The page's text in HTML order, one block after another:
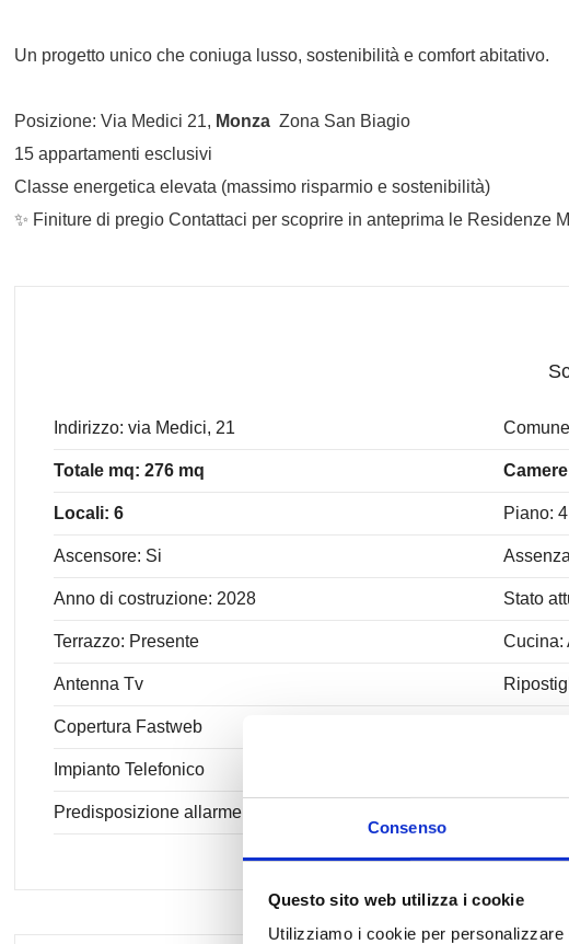
Consenso
Questo sito web utilizza i cookie
Utilizziamo i cookie per
Un progetto unico che coniuga lusso, sostenibilità e comfort abitativo.
Posizione: Via Medici 21, Monza  Zona San Biagio
15 appartamenti esclusivi
Classe energetica elevata (massimo risparmio e sostenibilità)
✨ Finiture di pregio Contattaci per scoprire in anteprima le Residenze
Indirizzo: via Medici, 21
Totale mq: 276 mq
Locali: 6 Piano: 4
Ascensore: Si
Anno di costruzione: 2028 Stato
Terrazzo: Presente Cucina:
Antenna Tv
Copertura Fastweb
Impianto Telefonico
Predisposizione allarme